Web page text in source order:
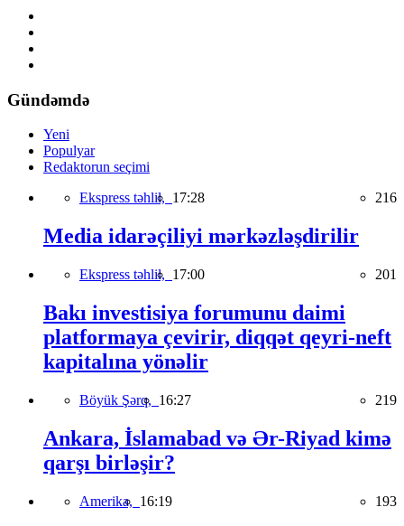
Gündəmdə
Yeni
Populyar
Redaktorun seçimi
Ekspress təhlil, 17:28 216
Media idarəçiliyi mərkəzləşdirilir
Ekspress təhlil, 17:00 201
Bakı investisiya forumunu daimi
platformaya çevirir, diqqət qeyri-neft
kapitalına yönəlir
Böyük Şərq, 16:27 219
Ankara, İslamabad və Ər-Riyad kimə
qarşı birləşir?
Amerika, 16:19 193